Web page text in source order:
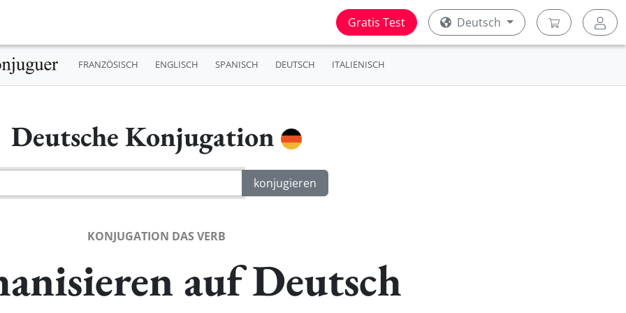
Gratis Test Deutsch
FRANZÖSISCH ENGLISCH SPANISCH DEUTSCH ITALIENISCH
Deutsche Konjugation
KONJUGATION DAS VERB
auf Deutsch